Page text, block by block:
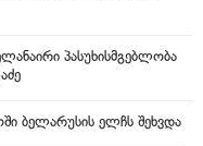
პასუხისმგებლობა
ბელარუსის ელჩს შეხვდა